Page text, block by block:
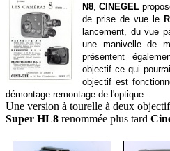
N8 ,CINEGEL
de prise de vue le
lancement, du vue
une manivelle de
présentent
objectif ce qui
objectif est
démontage-remontage de l'optique.
Une version à tourelle à deux
Super HL8 renommée plus tard